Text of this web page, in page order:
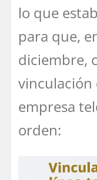
lo que
para que,
diciembre,
vinculación
empresa
orden: